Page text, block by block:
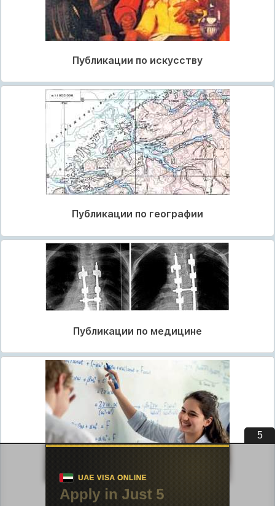
Публикации по искусству
Публикации по географии
Публикации по медицине
Публикации по педагогике
3